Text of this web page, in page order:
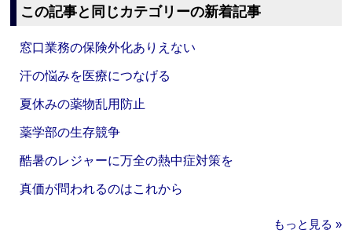
この記事と同じカテゴリーの新着記事
窓口業務の保険外化ありえない
汗の悩みを医療につなげる
夏休みの薬物乱用防止
薬学部の生存競争
酷暑のレジャーに万全の熱中症対策を
真価が問われるのはこれから
もっと見る »